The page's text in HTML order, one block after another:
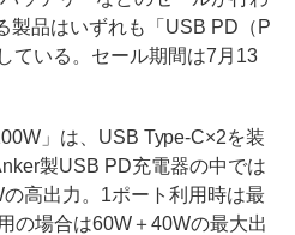
製品はいずれも「USB PD（P
ている。セール期間は7月13
」は、USB Type-C×2を装
製USB PD充電器の中では
高出力。1ポート利用時は最
の場合は60W＋40Wの最大出